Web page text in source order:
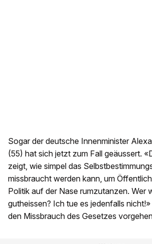
Sogar der deutsche Innenminister
(55) hat sich jetzt zum Fall geäussert.
zeigt, wie simpel das
missbraucht werden kann, um
Politik auf der Nase rumzutanzen. Wer
gutheissen? Ich tue es jedenfalls
den Missbrauch des Gesetzes